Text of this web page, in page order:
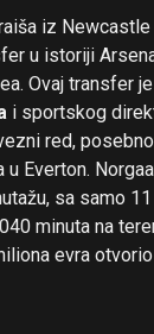
iz
u istoriji
Ovaj transfer
i sportskog
red,
u Everton.
sa samo
minuta na
evra